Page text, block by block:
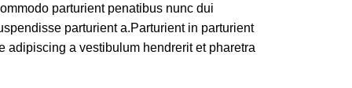
parturient penatibus nunc dui
parturient a.Parturient in parturient
adipiscing a vestibulum hendrerit et pharetra